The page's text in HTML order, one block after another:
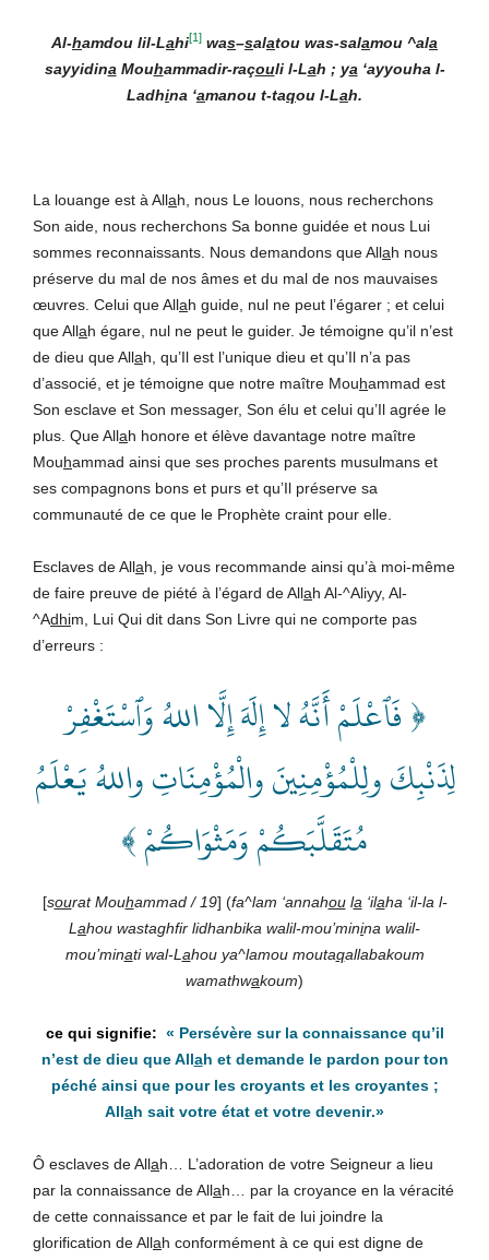
Al-hamdou lil-Lahi[1] was–salatou was-salamou ^ala
sayyidina Mouhammadir-raçouli l-Lah ; ya ‘ayyouha l-
Ladhina ‘amanou t-taqou l-Lah.
La louange est à Allah, nous Le louons, nous recherchons
Son aide, nous recherchons Sa bonne guidée et nous Lui
sommes reconnaissants. Nous demandons que Allah nous
préserve du mal de nos âmes et du mal de nos mauvaises
œuvres. Celui que Allah guide, nul ne peut l’égarer ; et celui
que Allah égare, nul ne peut le guider. Je témoigne qu’il n’est
de dieu que Allah, qu’Il est l’unique dieu et qu’Il n’a pas
d’associé, et je témoigne que notre maître Mouhammad est
Son esclave et Son messager, Son élu et celui qu’Il agrée le
plus. Que Allah honore et élève davantage notre maître
Mouhammad ainsi que ses proches parents musulmans et
ses compagnons bons et purs et qu’Il préserve sa
communauté de ce que le Prophète craint pour elle.
Esclaves de Allah, je vous recommande ainsi qu’à moi-même
de faire preuve de piété à l’égard de Allah Al-^Aliyy, Al-
^Adhim, Lui Qui dit dans Son Livre qui ne comporte pas
d’erreurs :
﴿ فَٱعْلَمْ أَنَّهُ لا إِلَهَ إِلَّا اللهُ وَٱسْتَغْفِرْ
لِذَنْبِكَ ولِلْمُؤْمِنِينَ والْمُؤْمِنَاتِ واللهُ يَعْلَمُ
مُتَقَلَّبَكُمْ وَمَثْوَاكُمْ ﴾
[sourat Mouhammad / 19] (fa^lam ‘annahoula ‘ilaha ‘il-la l-
L ahou wastaghfir lidhanbika walil-mou’minina walil-
mou’minati wal-L ahou ya^lamou moutaqallabakoum
wamathwakoum)
« Persévère sur la connaissance qu’il
n’est de dieu que Allah et demande le pardon pour ton
péché ainsi que pour les croyants et les croyantes ;
Allah sait votre état et votre devenir.»
Ô esclaves de Allah… L’adoration de votre Seigneur a lieu
par la connaissance de Allah… par la croyance en la véracité
de cette connaissance et par le fait de lui joindre la
glorification de Allah conformément à ce qui est digne de